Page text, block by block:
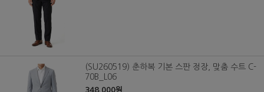
(SU260519) 춘하복 기본 스판 정장, 맞춤 수트 C-
70B_L06
348,000원